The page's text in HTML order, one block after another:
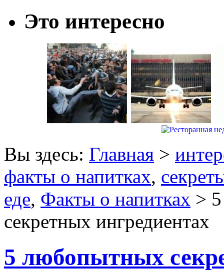
Это интересно
Вы здесь: Главная >
факты о напитках,
еде, Факты о напитках >
секретных ингредиентах
5 любопытных